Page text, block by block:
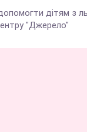
дітям з
"Джерело"